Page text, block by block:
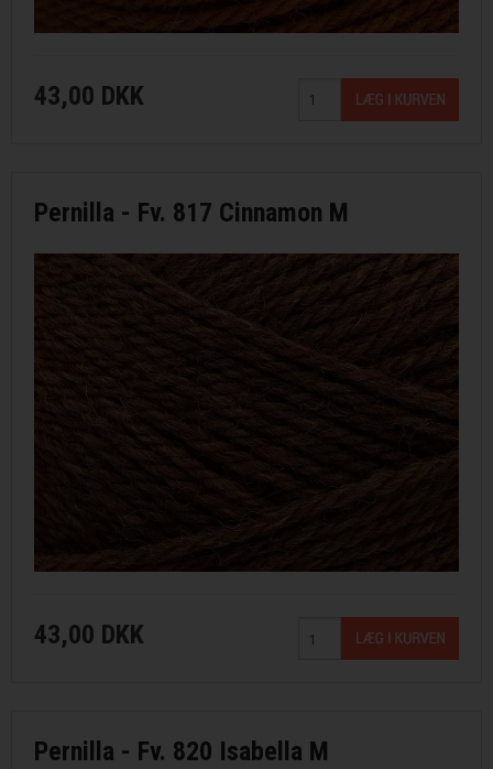
43,00 DKK
Pernilla - Fv. 817 Cinnamon M
43,00 DKK
Pernilla - Fv. 820 Isabella M